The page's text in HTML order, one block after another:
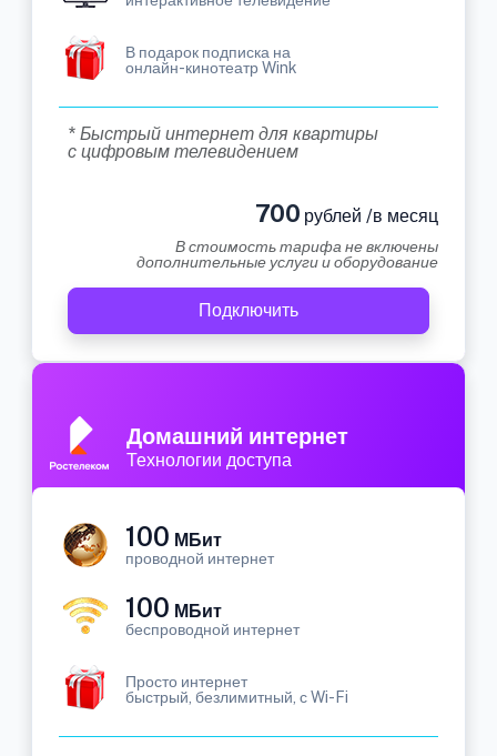
В подарок подписка на
онлайн-кинотеатр Wink
* Быстрый интернет для квартиры
с цифровым телевидением
700 рублей /в месяц
В стоимость тарифа не включены
дополнительные услуги и оборудование
Подключить
Домашний интернет
Технологии доступа
100 МБит
проводной интернет
100 МБит
беспроводной интернет
Просто интернет
быстрый, безлимитный, с Wi-Fi